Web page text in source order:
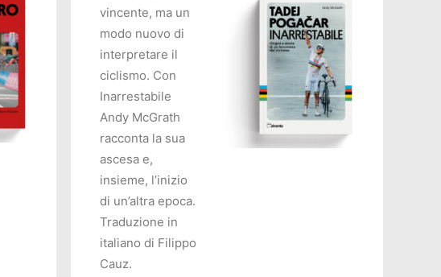
vincente, ma un
modo nuovo di
interpretare il
ciclismo. Con
Inarrestabile
Andy McGrath
racconta la sua
ascesa e,
insieme, l’inizio
di un’altra epoca.
Traduzione in
italiano di Filippo
Cauz.